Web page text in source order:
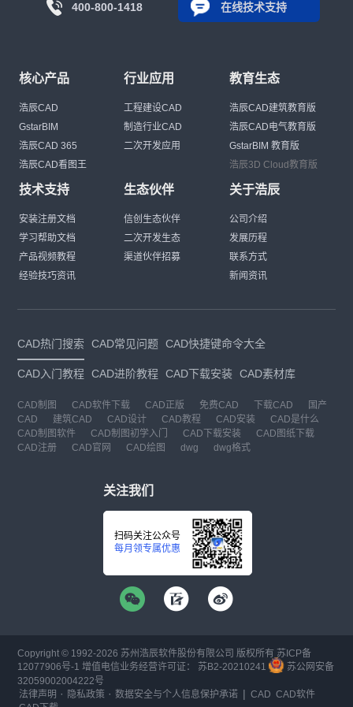
400-800-1418 在线技术支持
核心产品
浩辰CAD
GstarBIM
浩辰CAD 365
浩辰CAD看图王
行业应用
工程建设CAD
制造行业CAD
二次开发应用
教育生态
浩辰CAD建筑教育版
浩辰CAD电气教育版
GstarBIM 教育版
浩辰3D Cloud教育版
技术支持
安装注册文档
学习帮助文档
产品视频教程
经验技巧资讯
生态伙伴
信创生态伙伴
二次开发生态
渠道伙伴招募
关于浩辰
公司介绍
发展历程
联系方式
新闻资讯
CAD热门搜索 CAD常见问题 CAD快捷键命令大全
CAD入门教程 CAD进阶教程 CAD下载安装 CAD素材库
CAD制图 CAD软件下载 CAD正版 免费CAD 下载CAD
国产
CAD
建筑CAD CAD设计 CAD教程 CAD安装
CAD是什么
CAD制图软件
CAD制图初学入门 CAD下载安装
CAD图纸下载
CAD注册
CAD官网 CAD绘图 dwg dwg格式
关注我们
扫码关注公众号
每月领专属优惠
Copyright © 1992-2026 苏州浩辰软件股份有限公司 版权所有 苏ICP备
12077906号-1 增值电信业务经营许可证： 苏B2-20210241
苏公网安备
32059002004222号
法律声明 · 隐私政策 ·数据安全与个人信息保护承诺 | CAD CAD软件